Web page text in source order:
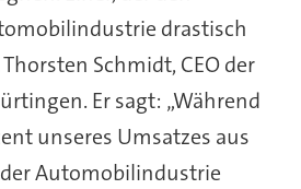
drastisch
Schmidt, CEO der
Er sagt: „Während
unseres Umsatzes aus
Automobilindustrie